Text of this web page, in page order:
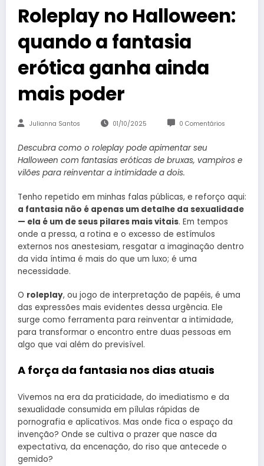
Roleplay no Halloween:
quando a fantasia
erótica ganha ainda
mais poder
Julianna Santos 01/10/2025 0 Comentários
Descubra como o roleplay pode apimentar seu
Halloween com fantasias eróticas de bruxas, vampiros e
vilões para reinventar a intimidade a dois.
Tenho repetido em minhas falas públicas, e reforço aqui:
a fantasia não é apenas um detalhe da sexualidade
— ela é um de seus pilares mais vitais. Em tempos
onde a pressa, a rotina e o excesso de estímulos
externos nos anestesiam, resgatar a imaginação dentro
da vida íntima é mais do que um luxo; é uma
necessidade.
O roleplay, ou jogo de interpretação de papéis, é uma
das expressões mais evidentes dessa urgência. Ele
surge como ferramenta para reinventar a intimidade,
para transformar o encontro entre duas pessoas em
algo que vai além do previsível.
A força da fantasia nos dias atuais
Vivemos na era da praticidade, do imediatismo e da
sexualidade consumida em pílulas rápidas de
pornografia e aplicativos. Mas onde fica o espaço da
invenção? Onde se cultiva o prazer que nasce da
expectativa, da encenação, do riso que antecede o
gemido?